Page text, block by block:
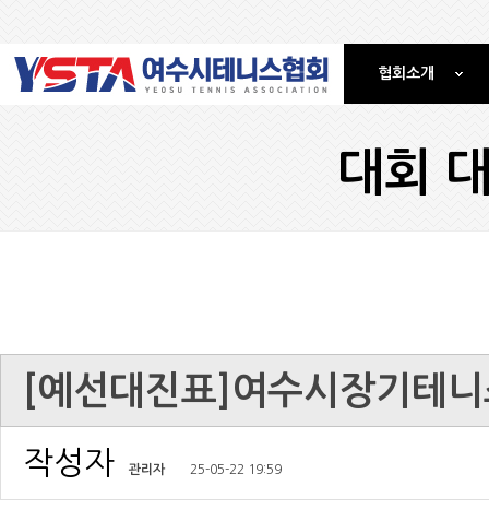
협회소개
대회
[예선대진표]여수시장기테
작성자 관리자 25-05-22 19:59